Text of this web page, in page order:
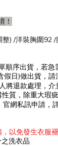
！
) /洋裝胸圍92 /
順序出貨， 若急
假日)做出貨，請
將退款處理，
質，除重大瑕
官網私訊申請，
以免發生衣服褪
洗衣品